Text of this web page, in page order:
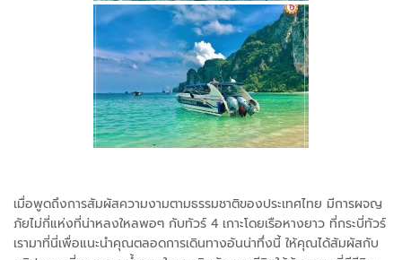
เมื่อพูดถึงการสัมผัสความงามตามธรรมชาติของประเทศไทย มีการผจญ
ภัยไม่กี่แห่งที่น่าหลงใหลพอๆ กับทัวร์ 4 เกาะโดยเรือหางยาว ที่กระบี่ทัวร์
เรามาที่นี่เพื่อแนะนำคุณตลอดการเดินทางอันน่าทึ่งนี้ ให้คุณได้สัมผัสกับ